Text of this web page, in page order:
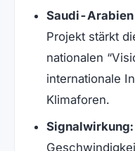
Saudi-
Projekt stärkt
nationalen
internationale
Klimaforen.
Signalwirkung: